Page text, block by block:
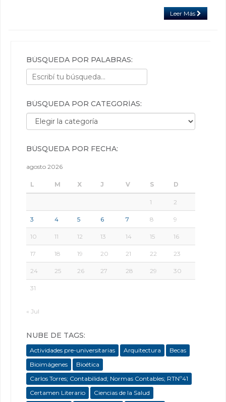
Leer Más
BÚSQUEDA POR PALABRAS:
BÚSQUEDA POR CATEGORÍAS:
Búsqueda por categorías:
BÚSQUEDA POR FECHA:
agosto 2026
L M X J V S D
1 2
3 4 5 6 7 8 9
10 11 12 13 14 15 16
17 18 19 20 21 22 23
24 25 26 27 28 29 30
31
« Jul
NUBE DE TAGS:
Actividades pre-universitarias Arquitectura
Becas
Bioimágenes
Bioética
Carlos Torres; Contabilidad; Normas Contables; RTNº41
Certamen Literario
Ciencias de la Salud